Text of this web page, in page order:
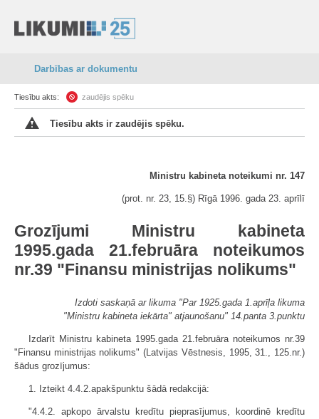
Darbības ar dokumentu
Tiesību akts: zaudējis spēku
Tiesību akts ir zaudējis spēku.
Ministru kabineta noteikumi nr. 147
(prot. nr. 23, 15.§) Rīgā 1996. gada 23. aprīlī
Grozījumi Ministru kabineta
1995.gada 21.februāra noteikumos
nr.39 "Finansu ministrijas nolikums"
Izdoti saskaņā ar likuma "Par 1925.gada 1.aprīļa likuma
"Ministru kabineta iekārta" atjaunošanu" 14.panta 3.punktu
Izdarīt Ministru kabineta 1995.gada 21.februāra noteikumos nr.39
"Finansu ministrijas nolikums" (Latvijas Vēstnesis, 1995, 31., 125.nr.)
šādus grozījumus:
1. Izteikt 4.4.2.apakšpunktu šādā redakcijā:
"4.4.2. apkopo ārvalstu kredītu pieprasījumus, koordinē kredītu